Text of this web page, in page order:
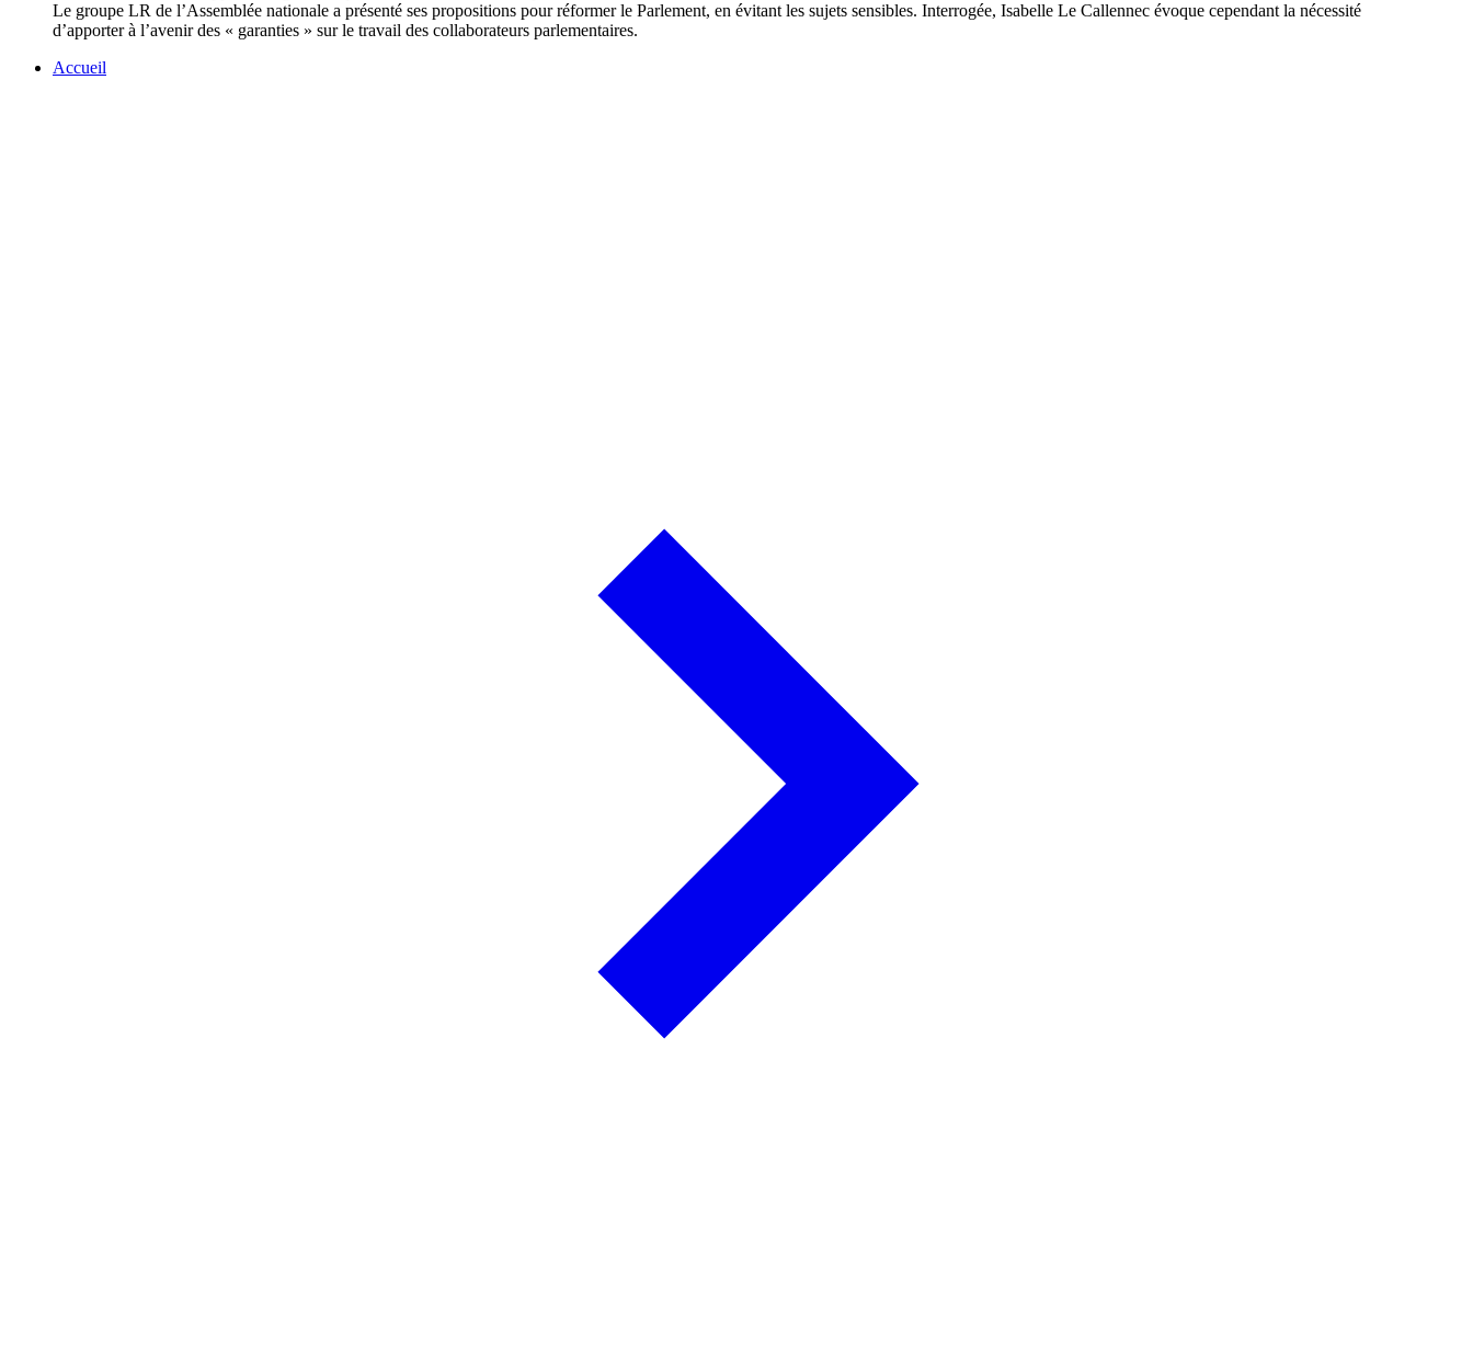
Le groupe LR de l’Assemblée nationale a présenté ses propositions pour réformer le Parlement, en évitant les sujets sensibles. Interrogée, Isabelle Le Callennec évoque cependant la nécessité
d’apporter à l’avenir des « garanties » sur le travail des collaborateurs parlementaires.
Accueil